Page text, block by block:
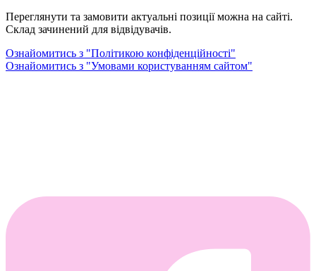
Переглянути та замовити актуальні позиції можна на сайті.
Склад зачинений для відвідувачів.
Ознайомитись з "Політикою конфіденційності"
Ознайомитись з "Умовами користуванням сайтом"